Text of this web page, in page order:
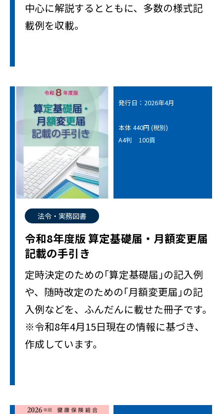
中心に解説するとともに、多数の様式記
載例を収載。
発行日：2026年4月
本体 440円 (税別)
A4判 100頁
法令・実務図書
令和8年度版 算定基礎届・月額変更届
記載の手引き
定時決定のための｢算定基礎届｣の記入例
や、随時改定のための｢月額変更届｣の記
入例などを、ふんだんに載せた冊子です。
※令和8年4月15日現在の情報に基づき、
作成しています。